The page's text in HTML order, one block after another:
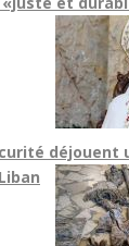
déjouent